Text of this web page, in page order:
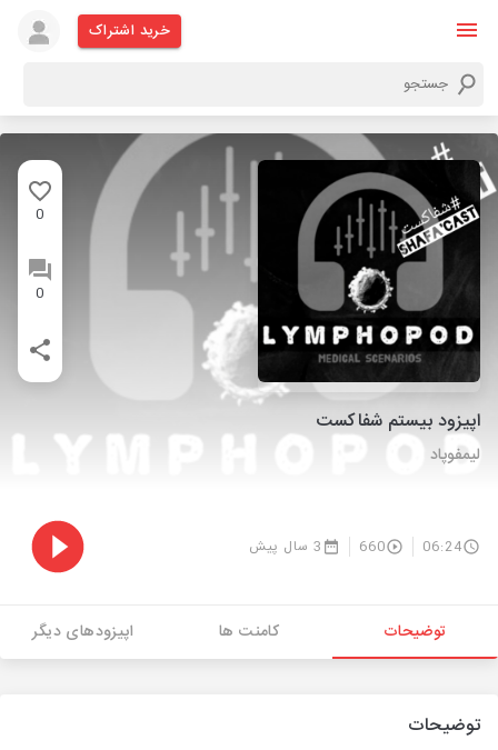
خرید اشتراک
0
0
اپیزود بیستم شفاکست
لیمفوپاد
06:24
660 3 سال پیش
توضیحات کامنت ها اپیزودهای دیگر
توضیحات